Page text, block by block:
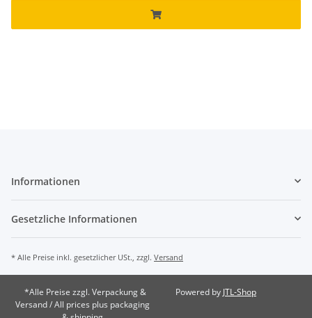
Informationen
Gesetzliche Informationen
* Alle Preise inkl. gesetzlicher USt., zzgl. Versand
*Alle Preise zzgl. Verpackung &
Versand / All prices plus packaging
Powered by JTL-Shop